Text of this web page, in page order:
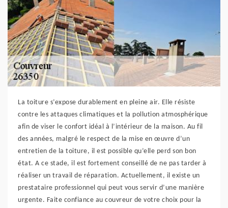
La toiture s’expose durablement en pleine air. Elle résiste
contre les attaques climatiques et la pollution atmosphérique
afin de viser le confort idéal à l’intérieur de la maison. Au fil
des années, malgré le respect de la mise en œuvre d’un
entretien de la toiture, il est possible qu’elle perd son bon
état. A ce stade, il est fortement conseillé de ne pas tarder à
réaliser un travail de réparation. Actuellement, il existe un
prestataire professionnel qui peut vous servir d’une manière
urgente. Faite confiance au couvreur de votre choix pour la